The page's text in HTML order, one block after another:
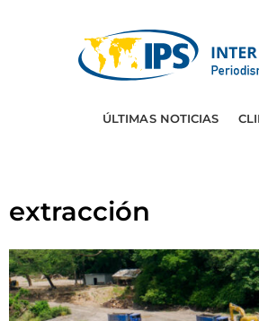
ÚLTIMAS NOTICIAS
extracción